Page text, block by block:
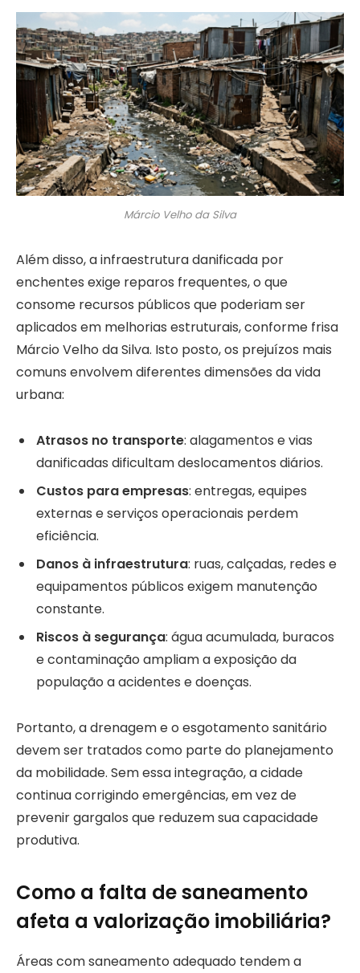
Márcio Velho da Silva
Além disso, a infraestrutura danificada por
enchentes exige reparos frequentes, o que
consome recursos públicos que poderiam ser
aplicados em melhorias estruturais, conforme frisa
Márcio Velho da Silva. Isto posto, os prejuízos mais
comuns envolvem diferentes dimensões da vida
urbana:
Atrasos no transporte: alagamentos e vias
danificadas dificultam deslocamentos diários.
Custos para empresas: entregas, equipes
externas e serviços operacionais perdem
eficiência.
Danos à infraestrutura: ruas, calçadas, redes e
equipamentos públicos exigem manutenção
constante.
Riscos à segurança: água acumulada, buracos
e contaminação ampliam a exposição da
população a acidentes e doenças.
Portanto, a drenagem e o esgotamento sanitário
devem ser tratados como parte do planejamento
da mobilidade. Sem essa integração, a cidade
continua corrigindo emergências, em vez de
prevenir gargalos que reduzem sua capacidade
produtiva.
Como a falta de saneamento
afeta a valorização imobiliária?
Áreas com saneamento adequado tendem a